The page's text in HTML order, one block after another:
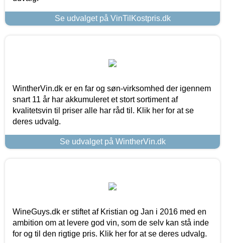
Se udvalget på VinTilKostpris.dk
WintherVin.dk er en far og søn-virksomhed der igennem
snart 11 år har akkumuleret et stort sortiment af
kvalitetsvin til priser alle har råd til. Klik her for at se
deres udvalg.
Se udvalget på WintherVin.dk
WineGuys.dk er stiftet af Kristian og Jan i 2016 med en
ambition om at levere god vin, som de selv kan stå inde
for og til den rigtige pris. Klik her for at se deres udvalg.